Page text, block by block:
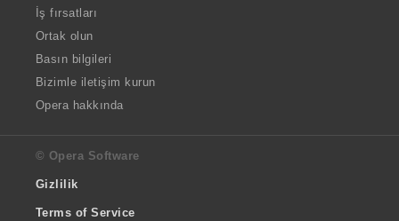
İş fırsatları
Ortak olun
Basın bilgileri
Bizimle iletişim kurun
Opera hakkında
© Opera Software
Gizlilik
Terms of Service